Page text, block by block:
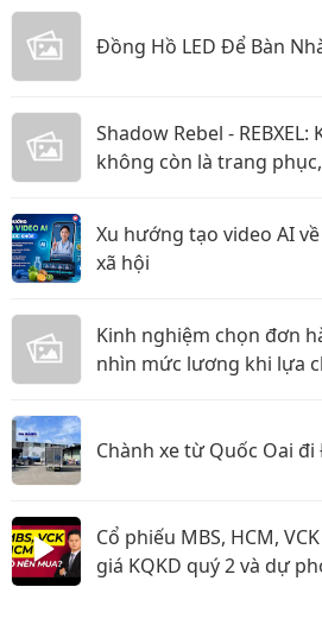
Đồng Hồ LED Để Bàn
Shadow Rebel -
không còn là trang
Xu hướng tạo video AI
xã hội
Kinh nghiệm chọn đơn
nhìn mức lương khi lựa
Chành xe từ Quốc Oai đi
Cổ phiếu MBS, HCM,
giá KQKD quý 2 và dự